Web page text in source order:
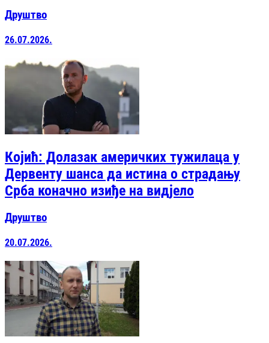
Друштво
26.07.2026.
Којић: Долазак америчких тужилаца у
Дервенту шанса да истина о страдању
Срба коначно изиђе на видјело
Друштво
20.07.2026.